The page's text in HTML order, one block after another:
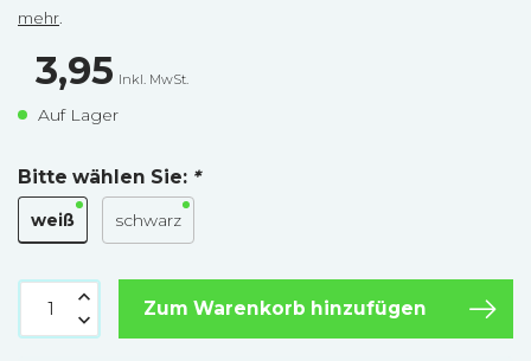
mehr
3,95 Inkl. MwSt.
Auf Lager
Bitte wählen Sie: *
weiß schwarz
Zum Warenkorb hinzufügen